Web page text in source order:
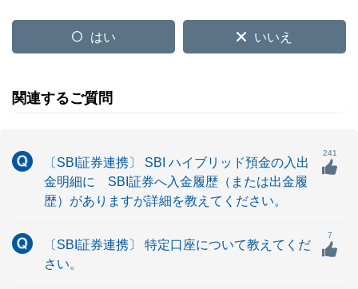
はい いいえ
関連するご質問
〔SBI証券連携〕 SBI ハイブリッド預金の入出
金明細に SBI証券へ入金履歴（または出金履
歴）がありますが詳細を教えてください。
241
〔SBI証券連携〕 特定口座について教えてくだ
さい。
7